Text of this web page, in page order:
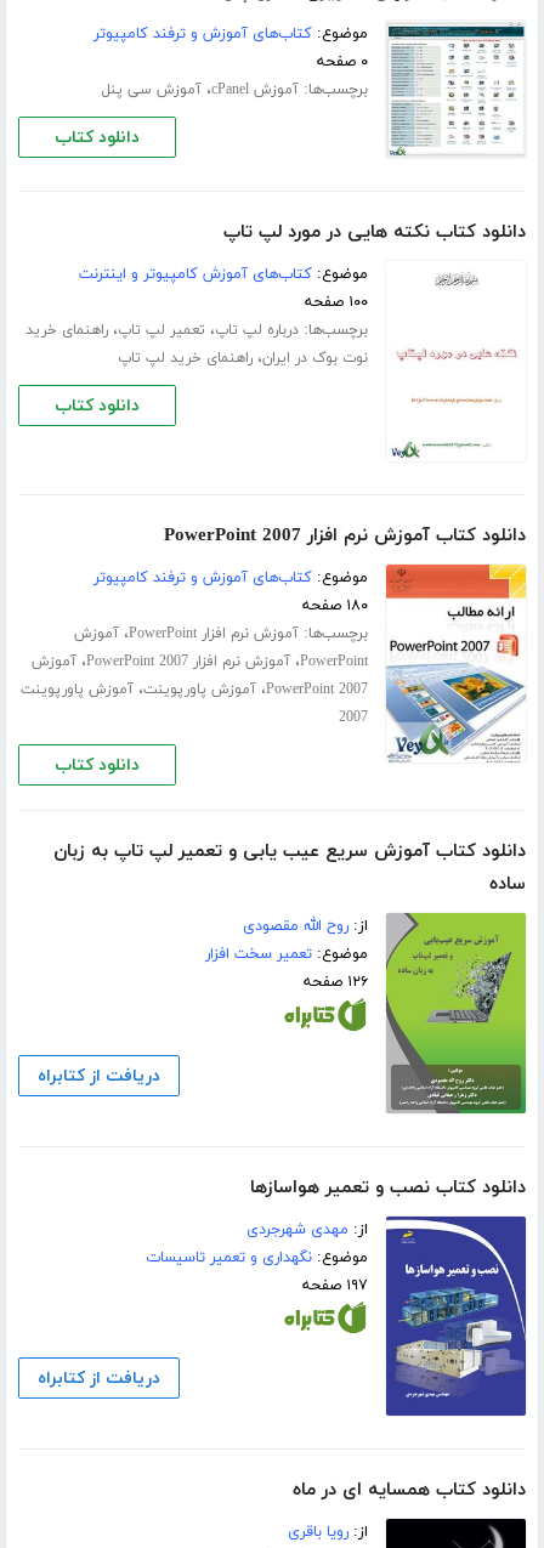
موضوع:کتاب‌های آموزش و ترفند کامپیوتر
۰ صفحه
برچسب‌ها:آموزش cPanel ،آموزش سی پنل
دانلود کتاب
دانلود کتاب نکته هایی در مورد لپ تاپ
موضوع:کتاب‌های آموزش کامپیوتر و اینترنت
۱۰۰ صفحه
برچسب‌ها:درباره لپ تاپ، تعمیر لپ تاپ،راهنمای خرید
نوت بوک در ایران،راهنمای خرید لپ تاپ
دانلود کتاب
دانلود کتاب آموزش نرم افزار PowerPoint 2007
موضوع:کتاب‌های آموزش و ترفند کامپیوتر
۱۸۰ صفحه
برچسب‌ها:آموزش نرم افزار PowerPoint ،آموزش
PowerPoint،آموزش نرم افزار PowerPoint 2007 ،آموزش
PowerPoint 2007،آموزش پاورپوینت،آموزش پاورپوینت
2007
دانلود کتاب
دانلود کتاب آموزش سریع عیب یابی و تعمیر لپ تاپ به زبان
ساده
از:روح الله مقصودی
موضوع:تعمیر سخت افزار
۱۲۶ صفحه
دریافت از کتابراه
دانلود کتاب نصب و تعمیر هواسازها
از: مهدی شهرجردی
موضوع:نگهداری و تعمیر تاسیسات
۱۹۷ صفحه
دریافت از کتابراه
دانلود کتاب همسایه ای در ماه
از:رویا باقری